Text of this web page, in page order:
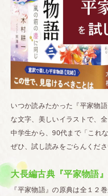
いつか読みたかった『平家物
な文字、美しいイラストで、
中学生から、90代まで「これ
ぜひ、試し読みをごらんくださ
大長編古典『平家物語
『平家物語』の原典は全１２